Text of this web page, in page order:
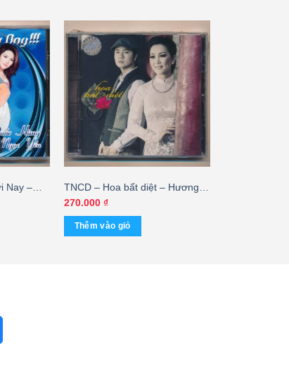
Nay –
Yến
TNCD – Hoa bất diệt – Hương
Thủy – Thu Phương – Duy
Trường
270.000 ₫
Thêm vào giỏ